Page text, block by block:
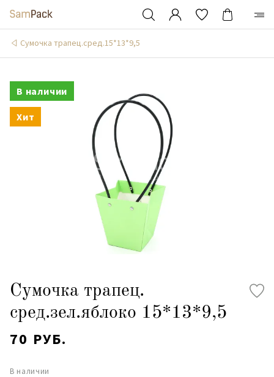
Сумочка трапец.сред.15*13*9,5
В наличии
Хит
Сумочка трапец.
сред.зел.яблоко 15*13*9,5
70 РУБ.
В наличии